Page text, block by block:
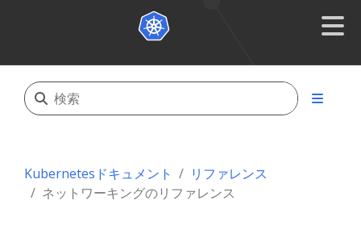
Kubernetesドキュメント
リファレンス
ネットワーキングのリファレンス